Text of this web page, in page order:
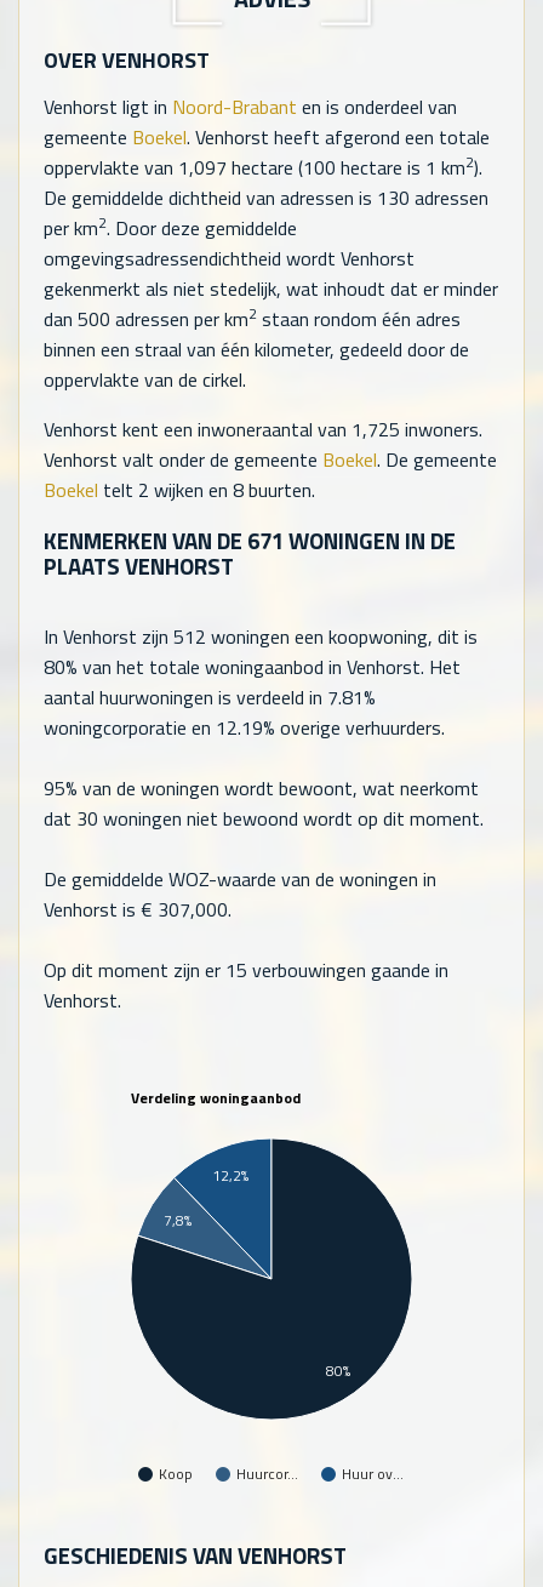
OVER VENHORST
Venhorst ligt in Noord-Brabant en is onderdeel van
gemeente Boekel. Venhorst heeft afgerond een totale
oppervlakte van 1,097 hectare (100 hectare is 1 km2).
De gemiddelde dichtheid van adressen is 130 adressen
per km2. Door deze gemiddelde
omgevingsadressendichtheid wordt Venhorst
gekenmerkt als niet stedelijk, wat inhoudt dat er minder
dan 500 adressen per km2 staan rondom één adres
binnen een straal van één kilometer, gedeeld door de
oppervlakte van de cirkel.
Venhorst kent een inwoneraantal van 1,725 inwoners.
Venhorst valt onder de gemeente Boekel. De gemeente
Boekel telt 2 wijken en 8buurten.
KENMERKEN VAN DE 671 WONINGEN IN DE
PLAATS VENHORST
In Venhorst zijn 512 woningen een koopwoning, dit is
80% van het totale woningaanbod in Venhorst. Het
aantal huurwoningen is verdeeld in 7.81%
woningcorporatie en 12.19% overige verhuurders.
95% van de woningen wordt bewoont, wat neerkomt
dat 30 woningen niet bewoond wordt op dit moment.
De gemiddelde WOZ-waarde van de woningen in
Venhorst is € 307,000.
Op dit moment zijn er 15 verbouwingen gaande in
Venhorst.
Verdeling woningaanbod
Koop Huurcor… Huur ov…
12,2%
7,8%
80%
GESCHIEDENIS VAN VENHORST